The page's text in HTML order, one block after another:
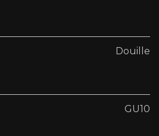
Douille
GU10